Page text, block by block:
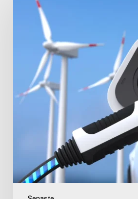
laddinfrastrukturen:
Skalbarhet
teknikutveckling